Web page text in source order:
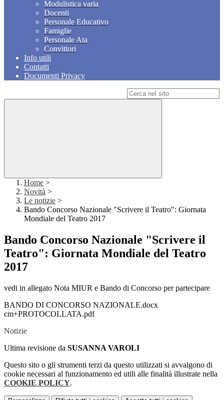
Modulistica varia
Docenti
Personale Educativo
Famiglie
Personale Ata
Convittori
Info utili
Contatti
Documenti Privacy
Home >
Novità >
Le notizie >
Bando Concorso Nazionale "Scrivere il Teatro": Giornata
Mondiale del Teatro 2017
Bando Concorso Nazionale "Scrivere il
Teatro": Giornata Mondiale del Teatro
2017
vedi in allegato Nota MIUR e Bando di Concorso per partecipare
BANDO DI CONCORSO NAZIONALE.docx
cm+PROTOCOLLATA.pdf
Notizie
Ultima revisione da SUSANNA VAROLI
Questo sito o gli strumenti terzi da questo utilizzati si avvalgono di
cookie necessari al funzionamento ed utili alle finalità illustrate nella
COOKIE POLICY.